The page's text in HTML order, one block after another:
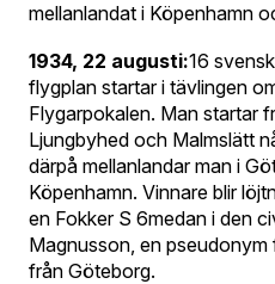
mellanlandat i Köpenhamn
1934, 22 augusti:16
flygplan startar i tävlingen
Flygarpokalen. Man startar
Ljungbyhed och Malmslätt
därpå mellanlandar man i
Köpenhamn. Vinnare blir
en Fokker S 6medan i den
Magnusson, en
från Göteborg.